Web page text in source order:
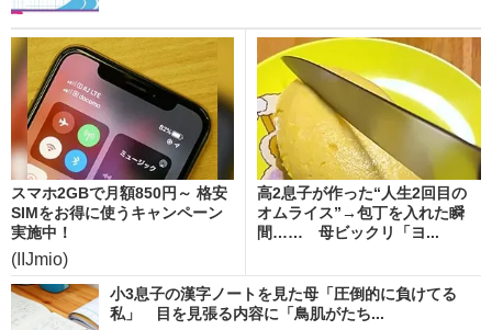
スマホ2GBで月額850円～ 格安
SIMをお得に使うキャンペーン
実施中！
(IIJmio)
高2息子が作った“人生2回目の
オムライス”→包丁を入れた瞬
間…… 母ビックリ「ヨ...
小3息子の漢字ノートを見た母「圧倒的に負けてる
私」 目を見張る内容に「鳥肌がたち...